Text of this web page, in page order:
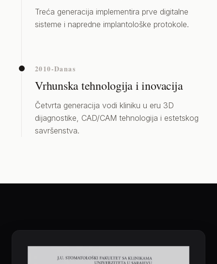
Treća generacija implementira prve digitalne
sisteme i napredne implantološke protokole.
2010-Danas
Vrhunska tehnologija i inovacija
Četvrta generacija vodi kliniku u eru 3D
dijagnostike, CAD/CAM tehnologija i estetskog
savršenstva.